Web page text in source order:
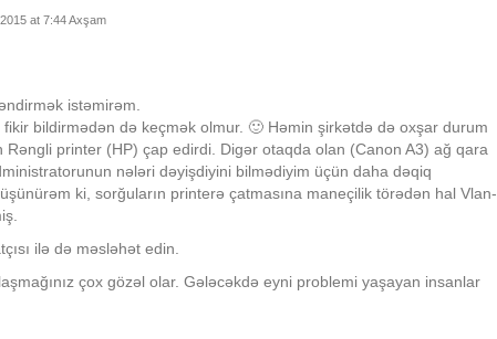
at 7:44 Axşam
istəmirəm.
fikir bildirmədən də keçmək olmur. 🙂 Həmin şirkətdə də oxşar durum
printer (HP) çap edirdi. Digər otaqda olan (Canon A3) ağ qara
nələri dəyişdiyini bilmədiyim üçün daha dəqiq
ki, sorğuların printerə çatmasına maneçilik törədən hal Vlan-
ilə də məsləhət edin.
çox gözəl olar. Gələcəkdə eyni problemi yaşayan insanlar